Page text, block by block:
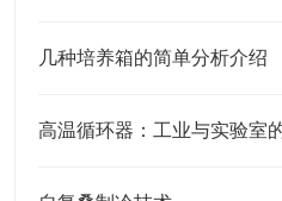
几种培养箱的简单分析介绍
高温循环器：工业与实验室